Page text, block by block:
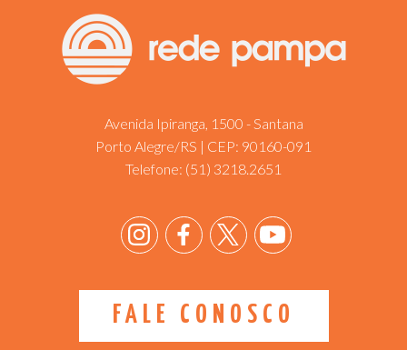
Avenida Ipiranga, 1500 - Santana
Porto Alegre/RS | CEP: 90160-091
Telefone: (51) 3218.2651
FALE CONOSCO